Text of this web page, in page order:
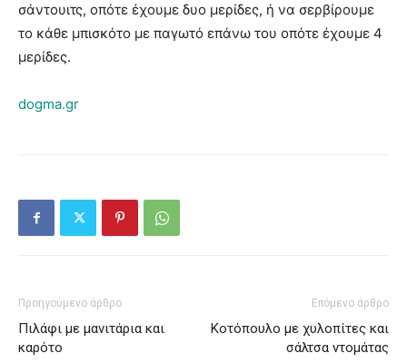
σάντουιτς, οπότε έχουμε δυο μερίδες, ή να σερβίρουμε
το κάθε μπισκότο με παγωτό επάνω του οπότε έχουμε 4
μερίδες.
dogma.gr
Προηγούμενο άρθρο
Πιλάφι µε µανιτάρια και
καρότο
Επόμενο άρθρο
Κοτόπουλο με χυλοπίτες και
σάλτσα ντομάτας